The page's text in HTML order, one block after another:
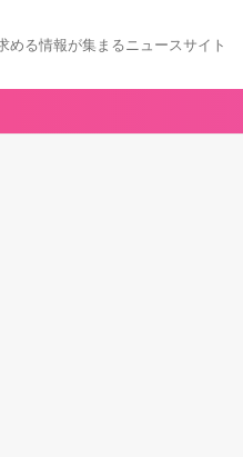
める情報が集まるニュースサイト